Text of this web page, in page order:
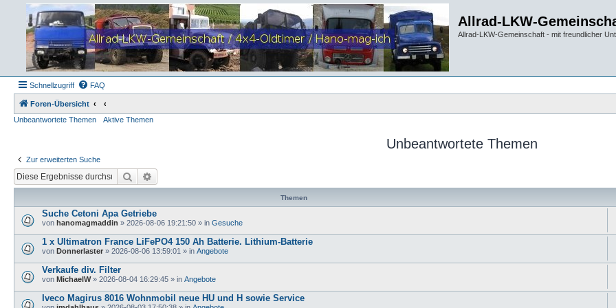
Allrad-LKW-
Allrad-LKW-Gemeinschaft - mit freundlicher
Schnellzugriff FAQ
Foren-Übersicht
Unbeantwortete Themen
Aktive Themen
Unbeantwortete Themen
Zur erweiterten Suche
Suche
Themen
Suche Cetoni Apa Getriebe
von hanomagmaddin » 2026-08-06 19:21:50 » in Gesuche
1 x Ultimatron France LiFePO4 150 Ah Batterie. Lithium-Batterie
von Donnerlaster » 2026-08-06 13:59:01 » in Angebote
Verkaufe div. Filter
von MichaelW» 2026-08-04 16:29:45 » in Angebote
Iveco Magirus 8016 Wohnmobil neue HU und H sowie Service